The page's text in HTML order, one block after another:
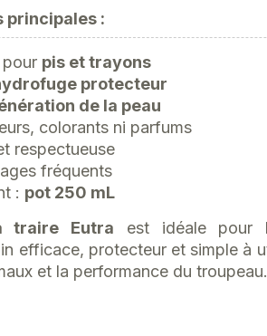
principales :
pis et trayons
protecteur
de la peau
colorants ni parfums
respectueuse
fréquents
: pot 250 mL
traire Eutra est idéale pour
efficace, protecteur et simple à
et la performance du troupeau.